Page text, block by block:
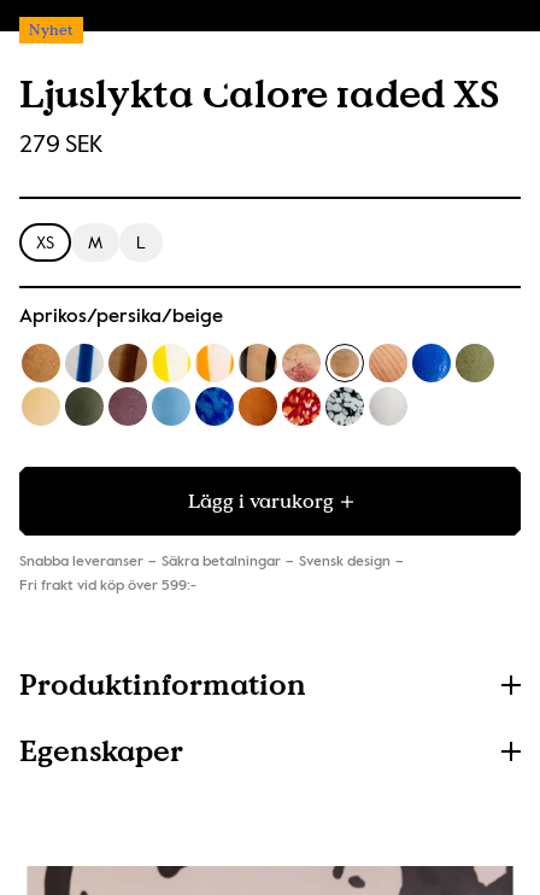
Ljuslykta Calore faded XS
Nyhet
279 SEK
XS M L
Aprikos/persika/beige
Lägg i varukorg
Snabba leveranser Säkra betalningar
Svensk design
Fri frakt vid köp över 599:-
Produktinformation
Egenskaper